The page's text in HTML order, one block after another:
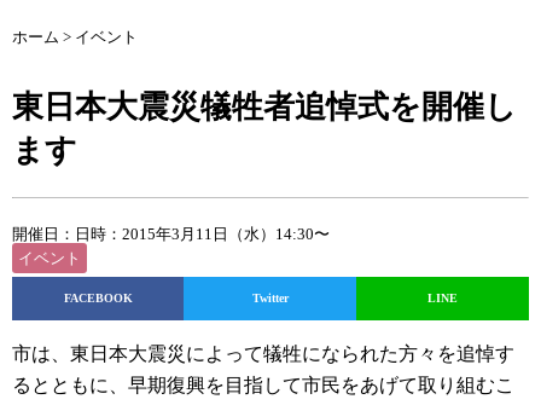
ホーム > イベント
東日本大震災犠牲者追悼式を開催し
ます
開催日：日時：2015年3月11日（水）14:30〜
イベント
FACEBOOK Twitter LINE
市は、東日本大震災によって犠牲になられた方々を追悼す
るとともに、早期復興を目指して市民をあげて取り組むこ